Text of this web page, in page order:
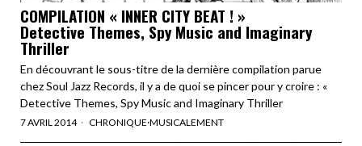
COMPILATION « INNER CITY BEAT ! »
Detective Themes, Spy Music and Imaginary
Thriller
En découvrant le sous-titre de la dernière compilation parue
chez Soul Jazz Records, il y a de quoi se pincer pour y croire : «
Detective Themes, Spy Music and Imaginary Thriller
7 AVRIL 2014 CHRONIQUE·MUSICALEMENT